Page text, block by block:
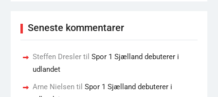
Seneste kommentarer
Steffen Dreslertil Spor 1 Sjælland debuterer i
udlandet
Arne Nielsentil Spor 1 Sjælland debuterer i